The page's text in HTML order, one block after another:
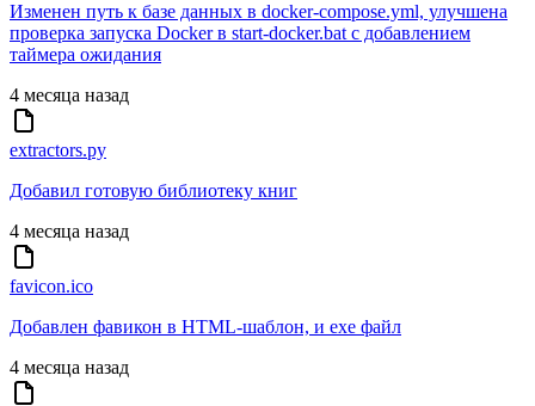
Изменен путь к базе данных в docker-compose.yml, улучшена
проверка запуска Docker в start-docker.bat с добавлением
таймера ожидания
4 месяца назад
extractors.py
Добавил готовую библиотеку книг
4 месяца назад
favicon.ico
Добавлен фавикон в HTML-шаблон, и exe файл
4 месяца назад